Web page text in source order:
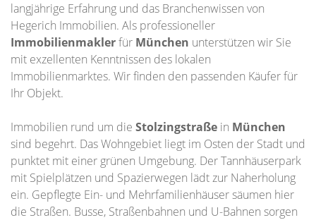
langjährige Erfahrung und das Branchenwissen von
Hegerich Immobilien. Als professioneller
Immobilienmaklerfür München unterstützen wir Sie
mit exzellenten Kenntnissen des lokalen
Immobilienmarktes. Wir finden den passenden Käufer für
Ihr Objekt.
Immobilien rund um die Stolzingstraße in München
sind begehrt. Das Wohngebiet liegt im Osten der Stadt und
punktet mit einer grünen Umgebung. Der Tannhäuserpark
mit Spielplätzen und Spazierwegen lädt zur Naherholung
ein. Gepflegte Ein- und Mehrfamilienhäuser säumen hier
die Straßen. Busse, Straßenbahnen und U-Bahnen sorgen